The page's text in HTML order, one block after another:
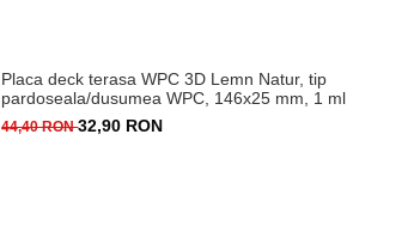
Placa deck terasa WPC 3D Lemn Natur, tip
pardoseala/dusumea WPC, 146x25 mm, 1 ml
44,40 RON32,90 RON